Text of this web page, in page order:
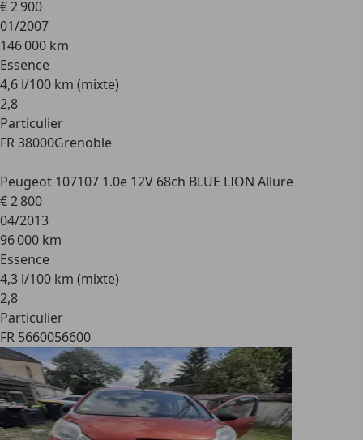
€ 2 900
01/2007
146 000 km
Essence
4,6 l/100 km (mixte)
2,8
Particulier
FR 38000Grenoble
Peugeot 107107 1.0e 12V 68ch BLUE LION Allure
€ 2 800
04/2013
96 000 km
Essence
4,3 l/100 km (mixte)
2,8
Particulier
FR 5660056600